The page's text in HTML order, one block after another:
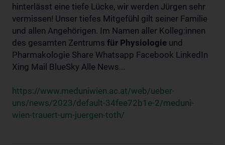
hinterlässt eine tiefe Lücke, wir werden Jürgen sehr
vermissen! Unser tiefes Mitgefühl gilt seiner Familie
und allen Angehörigen. Im Namen aller Kolleg:innen
des gesamten Zentrums für Physiologie und
Pharmakologie Share Whatsapp Facebook LinkedIn
Xing Mail BlueSky Alle News...
https://www.meduniwien.ac.at/web/ueber-
uns/news/2023/default-34fee72b1e-2/meduni-
wien-trauert-um-juergen-toth/